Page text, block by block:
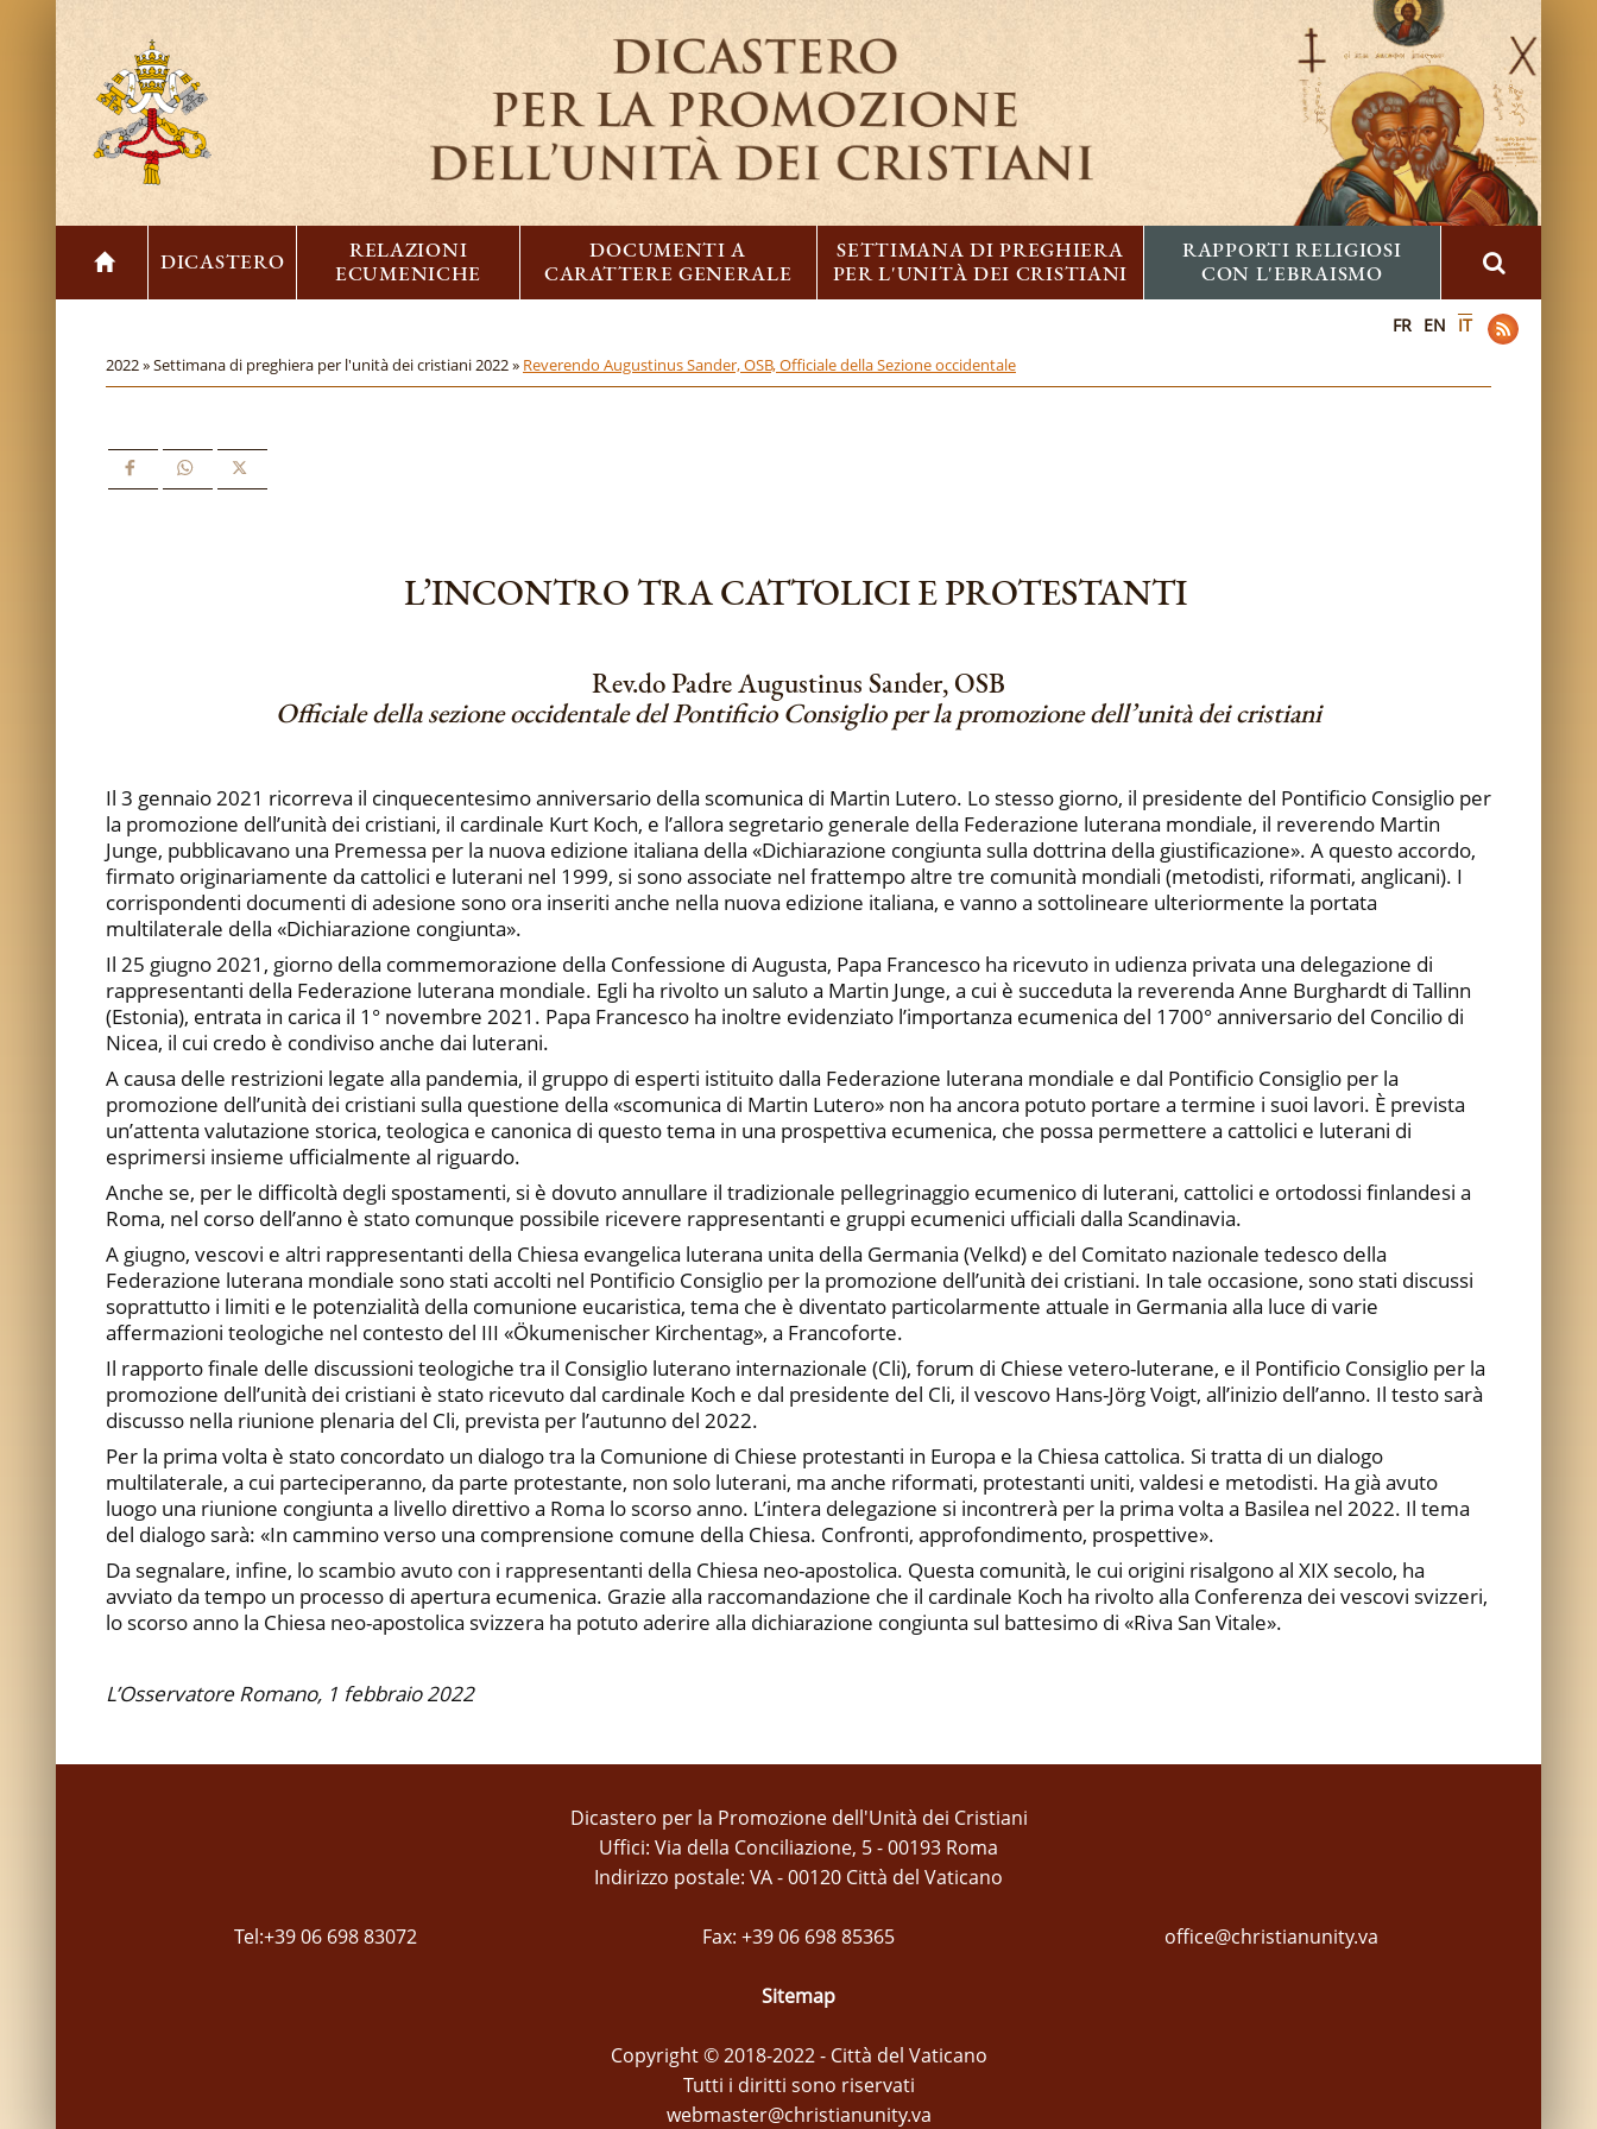
DICASTERO
RELAZIONI
ECUMENICHE
DOCUMENTI A
CARATTERE GENERALE
SETTIMANA DI PREGHIERA
PER L'UNITÀ DEI CRISTIANI
RAPPORTI RELIGIOSI
CON L'EBRAISMO
FR EN IT
2022 »Settimana di preghiera per l'unità dei cristiani 2022 » Reverendo Augustinus Sander, OSB, Officiale della Sezione occidentale
L’INCONTRO TRA CATTOLICI E PROTESTANTI
Rev.do Padre Augustinus Sander, OSB
Officiale della sezione occidentale del Pontificio Consiglio per la promozione dell’unità dei cristiani
Il 3 gennaio 2021 ricorreva il cinquecentesimo anniversario della scomunica di Martin Lutero. Lo stesso giorno, il presidente del Pontificio Consiglio per
la promozione dell’unità dei cristiani, il cardinale Kurt Koch, e l’allora segretario generale della Federazione luterana mondiale, il reverendo Martin
Junge, pubblicavano una Premessa per la nuova edizione italiana della «Dichiarazione congiunta sulla dottrina della giustificazione». A questo accordo,
firmato originariamente da cattolici e luterani nel 1999, si sono associate nel frattempo altre tre comunità mondiali (metodisti, riformati, anglicani). I
corrispondenti documenti di adesione sono ora inseriti anche nella nuova edizione italiana, e vanno a sottolineare ulteriormente la portata
multilaterale della «Dichiarazione congiunta».
Il 25 giugno 2021, giorno della commemorazione della Confessione di Augusta, Papa Francesco ha ricevuto in udienza privata una delegazione di
rappresentanti della Federazione luterana mondiale. Egli ha rivolto un saluto a Martin Junge, a cui è succeduta la reverenda Anne Burghardt di Tallinn
(Estonia), entrata in carica il 1° novembre 2021. Papa Francesco ha inoltre evidenziato l’importanza ecumenica del 1700° anniversario del Concilio di
Nicea, il cui credo è condiviso anche dai luterani.
A causa delle restrizioni legate alla pandemia, il gruppo di esperti istituito dalla Federazione luterana mondiale e dal Pontificio Consiglio per la
promozione dell’unità dei cristiani sulla questione della «scomunica di Martin Lutero» non ha ancora potuto portare a termine i suoi lavori. È prevista
un’attenta valutazione storica, teologica e canonica di questo tema in una prospettiva ecumenica, che possa permettere a cattolici e luterani di
esprimersi insieme ufficialmente al riguardo.
Anche se, per le difficoltà degli spostamenti, si è dovuto annullare il tradizionale pellegrinaggio ecumenico di luterani, cattolici e ortodossi finlandesi a
Roma, nel corso dell’anno è stato comunque possibile ricevere rappresentanti e gruppi ecumenici ufficiali dalla Scandinavia.
A giugno, vescovi e altri rappresentanti della Chiesa evangelica luterana unita della Germania (Velkd) e del Comitato nazionale tedesco della
Federazione luterana mondiale sono stati accolti nel Pontificio Consiglio per la promozione dell’unità dei cristiani. In tale occasione, sono stati discussi
soprattutto i limiti e le potenzialità della comunione eucaristica, tema che è diventato particolarmente attuale in Germania alla luce di varie
affermazioni teologiche nel contesto del III «Ökumenischer Kirchentag», a Francoforte.
Il rapporto finale delle discussioni teologiche tra il Consiglio luterano internazionale (Cli), forum di Chiese vetero-luterane, e il Pontificio Consiglio per la
promozione dell’unità dei cristiani è stato ricevuto dal cardinale Koch e dal presidente del Cli, il vescovo Hans-Jörg Voigt, all’inizio dell’anno. Il testo sarà
discusso nella riunione plenaria del Cli, prevista per l’autunno del 2022.
Per la prima volta è stato concordato un dialogo tra la Comunione di Chiese protestanti in Europa e la Chiesa cattolica. Si tratta di un dialogo
multilaterale, a cui parteciperanno, da parte protestante, non solo luterani, ma anche riformati, protestanti uniti, valdesi e metodisti. Ha già avuto
luogo una riunione congiunta a livello direttivo a Roma lo scorso anno. L’intera delegazione si incontrerà per la prima volta a Basilea nel 2022. Il tema
del dialogo sarà: «In cammino verso una comprensione comune della Chiesa. Confronti, approfondimento, prospettive».
Da segnalare, infine, lo scambio avuto con i rappresentanti della Chiesa neo-apostolica. Questa comunità, le cui origini risalgono al XIX secolo, ha
avviato da tempo un processo di apertura ecumenica. Grazie alla raccomandazione che il cardinale Koch ha rivolto alla Conferenza dei vescovi svizzeri,
lo scorso anno la Chiesa neo-apostolica svizzera ha potuto aderire alla dichiarazione congiunta sul battesimo di «Riva San Vitale».
L’Osservatore Romano, 1 febbraio 2022
Dicastero per la Promozione dell'Unità dei Cristiani
Uffici: Via della Conciliazione, 5 - 00193 Roma
Indirizzo postale: VA - 00120 Città del Vaticano
Tel:+39 06 698 83072 Fax: +39 06 698 85365 office@christianunity.va
Sitemap
Copyright © 2018-2022 - Città del Vaticano
Tutti i diritti sono riservati
webmaster@christianunity.va